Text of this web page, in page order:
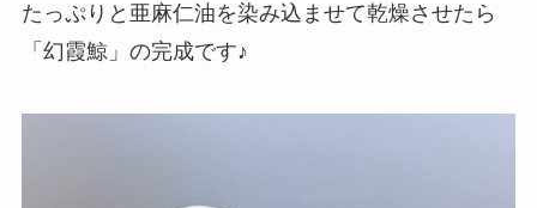
たっぷりと亜麻仁油を染み込ませて乾燥させたら
「幻霞鯨」の完成です♪